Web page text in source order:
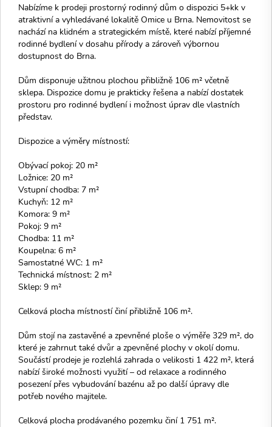
Nabízíme k prodeji prostorný rodinný dům o dispozici 5+kk v
atraktivní a vyhledávané lokalitě Omice u Brna. Nemovitost se
nachází na klidném a strategickém místě, které nabízí příjemné
rodinné bydlení v dosahu přírody a zároveň výbornou
dostupnost do Brna.
Dům disponuje užitnou plochou přibližně 106 m² včetně
sklepa. Dispozice domu je prakticky řešena a nabízí dostatek
prostoru pro rodinné bydlení i možnost úprav dle vlastních
představ.
Dispozice a výměry místností:
Obývací pokoj: 20 m²
Ložnice: 20 m²
Vstupní chodba: 7 m²
Kuchyň: 12 m²
Komora: 9 m²
Pokoj: 9 m²
Chodba: 11 m²
Koupelna: 6 m²
Samostatné WC: 1 m²
Technická místnost: 2 m²
Sklep: 9 m²
Celková plocha místností činí přibližně 106 m².
Dům stojí na zastavěné a zpevněné ploše o výměře 329 m², do
které je zahrnut také dvůr a zpevněné plochy v okolí domu.
Součástí prodeje je rozlehlá zahrada o velikosti 1 422 m², která
nabízí široké možnosti využití – od relaxace a rodinného
posezení přes vybudování bazénu až po další úpravy dle
potřeb nového majitele.
Celková plocha prodávaného pozemku činí 1 751 m².